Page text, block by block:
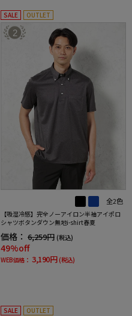
SALE OUTLET
2
全2色
【吸湿冷感】完全ノーアイロン半袖アイポロ
シャツボタンダウン無地i-shirt春夏
価格： 6,259円 (税込)
49%off
WEB価格： 3,190円 (税込)
SALE OUTLET